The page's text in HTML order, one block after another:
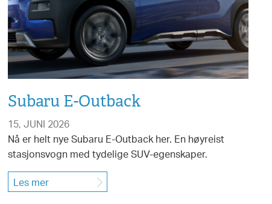
Subaru E-Outback
15, JUNI 2026
Nå er helt nye Subaru E-Outback her. En høyreist
stasjonsvogn med tydelige SUV-egenskaper.
Les mer